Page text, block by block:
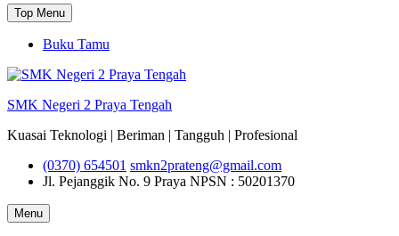
Top Menu
Buku Tamu
SMK Negeri 2 Praya Tengah
Kuasai Teknologi | Beriman | Tangguh | Profesional
(0370) 654501 smkn2prateng@gmail.com
Jl. Pejanggik No. 9 Praya NPSN : 50201370
Menu